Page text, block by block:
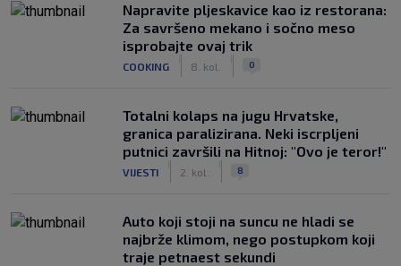
Napravite pljeskavice kao iz restorana:
Za savršeno mekano i sočno meso
isprobajte ovaj trik
COOKING 8. kol. 0
Totalni kolaps na jugu Hrvatske,
granica paralizirana. Neki iscrpljeni
putnici završili na Hitnoj: "Ovo je teror!"
VIJESTI 2. kol. 8
Auto koji stoji na suncu ne hladi se
najbrže klimom, nego postupkom koji
traje petnaest sekundi